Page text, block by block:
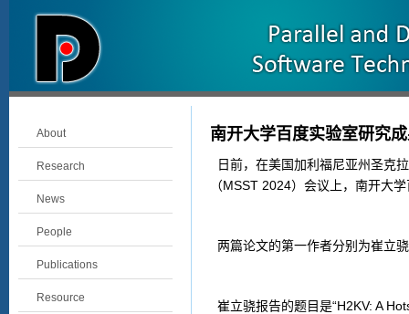
About
Research
News
People
Publications
Resource
南开大学百度实验室研究
日前，在美国加利福尼亚州圣克
（MSST 2024）会议上，南开大
两篇论文的第一作者分别为崔立
崔立骁报告的题目是“H2KV: A